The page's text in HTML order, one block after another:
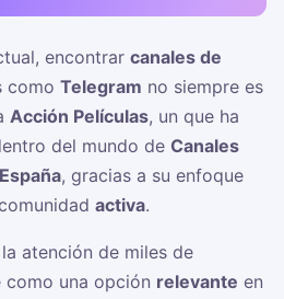
encontrar canales de
como Telegram no siempre es
Acción Películas, un que ha
del mundo de Canales
, gracias a su enfoque
activa.
atención de miles de
como una opción relevante en